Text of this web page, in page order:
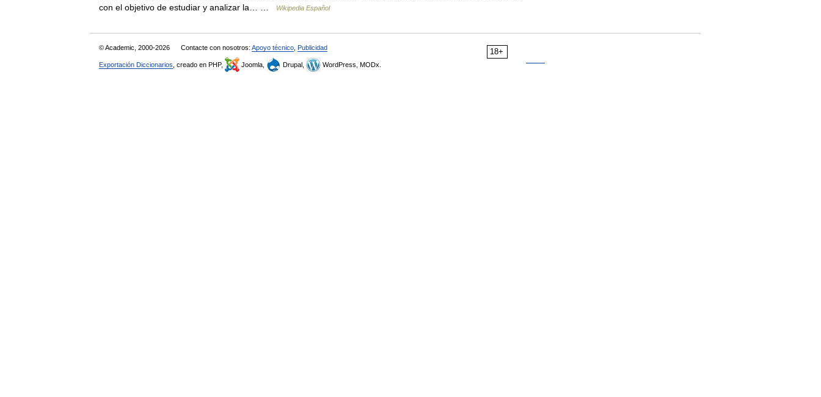
con el objetivo de estudiar y analizar la… …
Wikipedia Español
18+
© Academic, 2000-2026 Contacte con nosotros: Apoyo técnico Publicidad
Exportación Diccionarios , creado en PHP, Joomla, Drupal, WordPress, MODx.